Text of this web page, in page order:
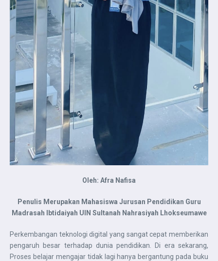
Oleh: Afra Nafisa
Penulis Merupakan Mahasiswa Jurusan Pendidikan Guru
Madrasah Ibtidaiyah UIN Sultanah Nahrasiyah Lhokseumawe
Perkembangan teknologi digital yang sangat cepat memberikan
pengaruh besar terhadap dunia pendidikan. Di era sekarang,
Proses belajar mengajar tidak lagi hanya bergantung pada buku